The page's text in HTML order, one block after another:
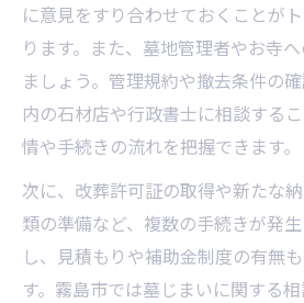
墓じまい費用の内訳と相
費用を抑えるための墓じ
霧島市で利用できる墓
見積もり比較で賢く墓じ
霧島市で使える補助金の活用
墓じまい補助金の申請
霧島市の墓じまい補助金
に意見をすり合わせておくことが
ります。また、墓地管理者やお寺
ましょう。管理規約や撤去条件の
内の石材店や行政書士に相談する
情や手続きの流れを把握できます。
次に、改葬許可証の取得や新たな
類の準備など、複数の手続きが発
し、見積もりや補助金制度の有無
す。霧島市では墓じまいに関する